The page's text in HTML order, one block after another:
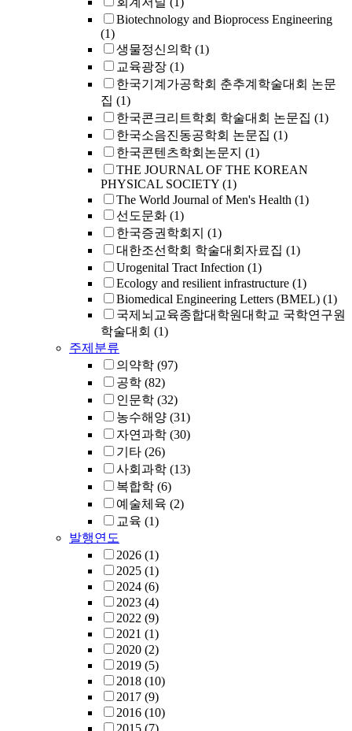
Biotechnology and Bioprocess Engineering
(1)
생물정신의학 (1)
교육광장 (1)
한국기계가공학회 춘추계학술대회 논문
집 (1)
한국콘크리트학회 학술대회 논문집 (1)
한국소음진동공학회 논문집 (1)
한국콘텐츠학회논문지 (1)
THE JOURNAL OF THE KOREAN
PHYSICAL SOCIETY (1)
The World Journal of Men's Health (1)
선도문화 (1)
한국증권학회지 (1)
대한조선학회 학술대회자료집 (1)
Urogenital Tract Infection (1)
Ecology and resilient infrastructure (1)
Biomedical Engineering Letters (BMEL) (1)
국제뇌교육종합대학원대학교 국학연구원
학술대회 (1)
주제분류
의약학 (97)
공학 (82)
인문학 (32)
농수해양 (31)
자연과학 (30)
기타 (26)
사회과학 (13)
복합학 (6)
예술체육 (2)
교육 (1)
발행연도
2026 (1)
2025 (1)
2024 (6)
2023 (4)
2022 (9)
2021 (1)
2020 (2)
2019 (5)
2018 (10)
2017 (9)
2016 (10)
2015 (7)